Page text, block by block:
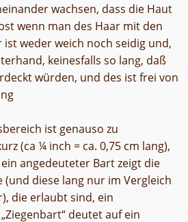
wachsen, dass die Haut
wenn man des Haar mit den
ist weder weich noch seidig und,
keinesfalls so lang, daß
würden, und des ist frei von
ist genauso zu
(ca ¼ inch = ca. 0,75 cm lang),
angedeuteter Bart zeigt die
(und diese lang nur im Vergleich
die erlaubt sind, ein
deutet auf ein